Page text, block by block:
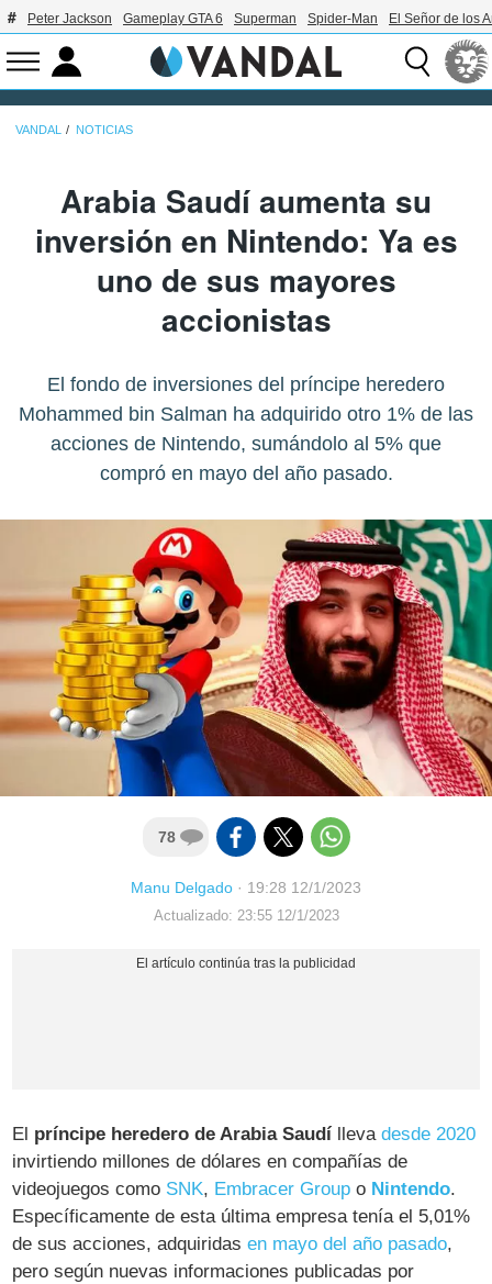
Peter Jackson Gameplay GTA 6 Superman Spider-Man El Señor de los
VANDAL NOTICIAS
Arabia Saudí aumenta su
inversión en Nintendo: Ya es
uno de sus mayores
accionistas
El fondo de inversiones del príncipe heredero
Mohammed bin Salman ha adquirido otro 1% de las
acciones de Nintendo, sumándolo al 5% que
compró en mayo del año pasado.
78
Manu Delgado · 19:28 12/1/2023
Actualizado: 23:55 12/1/2023
El príncipe heredero de Arabia Saudí llevadesde 2020
invirtiendo millones de dólares en compañías de
videojuegos como SNK, Embracer Group o Nintendo.
Específicamente de esta última empresa tenía el 5,01%
de sus acciones, adquiridasen mayo del año pasado,
pero según nuevas informaciones publicadas por